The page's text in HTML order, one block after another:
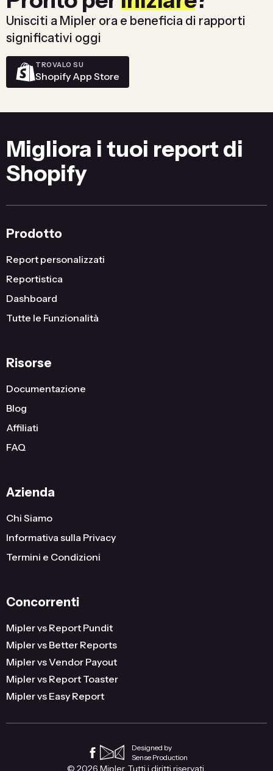
Unisciti a Mipler ora e beneficia di rapporti
significativi oggi
TROVALO SU
Shopify App Store
Migliora i tuoi report di
Shopify
Prodotto
Report personalizzati
Reportistica
Dashboard
Tutte le Funzionalità
Risorse
Documentazione
Blog
Affiliati
FAQ
Azienda
Chi Siamo
Informativa sulla Privacy
Termini e Condizioni
Concorrenti
Mipler vs Report Pundit
Mipler vs Better Reports
Mipler vs Vendor Payout
Mipler vs Report Toaster
Mipler vs Easy Report
Designed by
Sense Production
© 2026 Mipler. Tutti i diritti riservati.